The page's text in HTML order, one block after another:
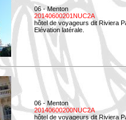
06 - Menton
20140600201NUC2A
hôtel de voyageurs dit Riviera
Elévation latérale.
06 - Menton
20140600200NUC2A
hôtel de voyageurs dit Riviera